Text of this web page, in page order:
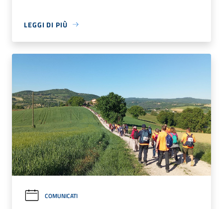
LEGGI DI PIÙ
COMUNICATI